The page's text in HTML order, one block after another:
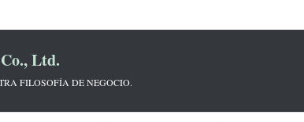
Ltd.
FILOSOFÍA DE NEGOCIO.